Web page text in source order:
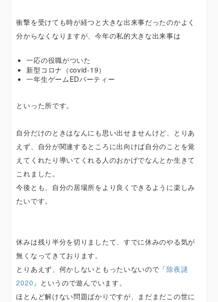
衝撃を受けても時が経つと大きな出来事だったのかよく
分からなくなりますが、今年の私的大きな出来事は
一応の役職がついた
新型コロナ（covid-19）
一年生ゲームEDパーティー
といった所です。
自分だけのときはなんにも思い出せませんけど、とりあ
えず、自分が関連するところに出向けば自分のことを覚
えてくれたり導いてくれる人のおかげでなんとか生きて
これました。
今後とも、自分の居場所をより良くできるように楽しみ
たいです。
休みは残り半分を切りましたて、すでに休みのやる気が
無くなってきております。
とりあえず、何かしないともったいないので「除夜謎
2020 」というので遊んでいます。
ほとんど解けない問題ばかりですが、まだまだこの世に